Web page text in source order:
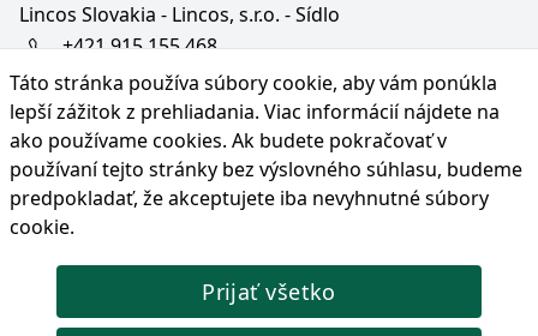
Táto stránka používa súbory cookie, aby vám ponúkla
lepší zážitok z prehliadania. Viac informácií nájdete na
ako používame cookies. Ak budete pokračovať v
používaní tejto stránky bez výslovného súhlasu, budeme
predpokladať, že akceptujete iba nevyhnutné súbory
cookie.
Prijať všetko
Lincos Slovakia - Lincos, s.r.o. - Sídlo
+421 915 155 468
+36/30 343 6714
bratislava@lincos.sk
Lincos s.r.o., Rustaveliho 4, 831 06 Bratislava - m. č.
Rača, Slovensko
Iba sídlo firmy